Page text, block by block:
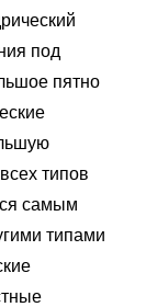
под
пятно
типов
самым
типами